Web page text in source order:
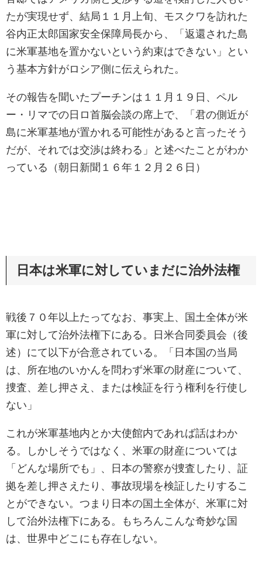
たが実現せず、結局１１月上旬、モスクワを訪れた
谷内正太郎国家安全保障局長から、「返還された島
に米軍基地を置かないという約束はできない」とい
う基本方針がロシア側に伝えられた。
その報告を聞いたプーチンは１１月１９日、ペル
ー・リマでの日ロ首脳会談の席上で、「君の側近が
島に米軍基地が置かれる可能性があると言ったそう
だが、それでは交渉は終わる」と述べたことがわか
っている（朝日新聞１６年１２月２６日）
日本は米軍に対していまだに治外法権
戦後７０年以上たってなお、事実上、国土全体が米
軍に対して治外法権下にある。日米合同委員会（後
述）にて以下が合意されている。「日本国の当局
は、所在地のいかんを問わず米軍の財産について、
捜査、差し押さえ、または検証を行う権利を行使し
ない」
これが米軍基地内とか大使館内であれば話はわか
る。しかしそうではなく、米軍の財産については
「どんな場所でも」、日本の警察が捜査したり、証
拠を差し押さえたり、事故現場を検証したりするこ
とができない。つまり日本の国土全体が、米軍に対
して治外法権下にある。もちろんこんな奇妙な国
は、世界中どこにも存在しない。